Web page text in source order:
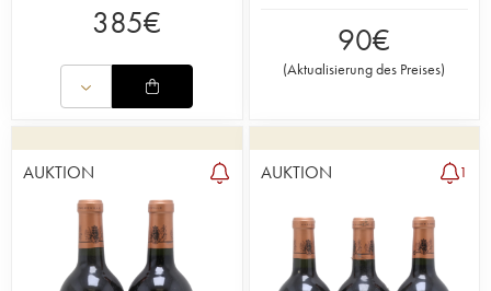
385€ 90€
(Aktualisierung des Preises)
AUKTION AUKTION 1